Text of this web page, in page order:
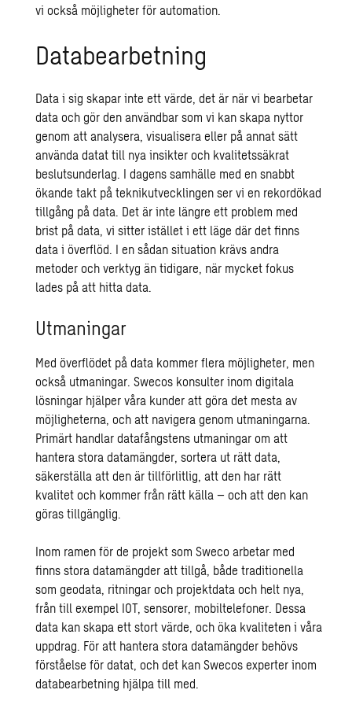
vi också möjligheter för automation.
Databearbetning
Data i sig skapar inte ett värde, det är när vi bearbetar
data och gör den användbar som vi kan skapa nyttor
genom att analysera, visualisera eller på annat sätt
använda datat till nya insikter och kvalitetssäkrat
beslutsunderlag. I dagens samhälle med en snabbt
ökande takt på teknikutvecklingen ser vi en rekordökad
tillgång på data. Det är inte längre ett problem med
brist på data, vi sitter istället i ett läge där det finns
data i överflöd. I en sådan situation krävs andra
metoder och verktyg än tidigare, när mycket fokus
lades på att hitta data.
Utmaningar
Med överflödet på data kommer flera möjligheter, men
också utmaningar. Swecos konsulter inom digitala
lösningar hjälper våra kunder att göra det mesta av
möjligheterna, och att navigera genom utmaningarna.
Primärt handlar datafångstens utmaningar om att
hantera stora datamängder, sortera ut rätt data,
säkerställa att den är tillförlitlig, att den har rätt
kvalitet och kommer från rätt källa – och att den kan
göras tillgänglig.
Inom ramen för de projekt som Sweco arbetar med
finns stora datamängder att tillgå, både traditionella
som geodata, ritningar och projektdata och helt nya,
från till exempel IOT, sensorer, mobiltelefoner. Dessa
data kan skapa ett stort värde, och öka kvaliteten i våra
uppdrag. För att hantera stora datamängder behövs
förståelse för datat, och det kan Swecos experter inom
databearbetning hjälpa till med.